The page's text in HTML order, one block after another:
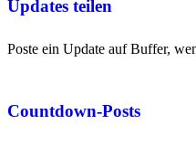
Updates teilen
Poste ein Update auf Buffer,
Countdown-Posts